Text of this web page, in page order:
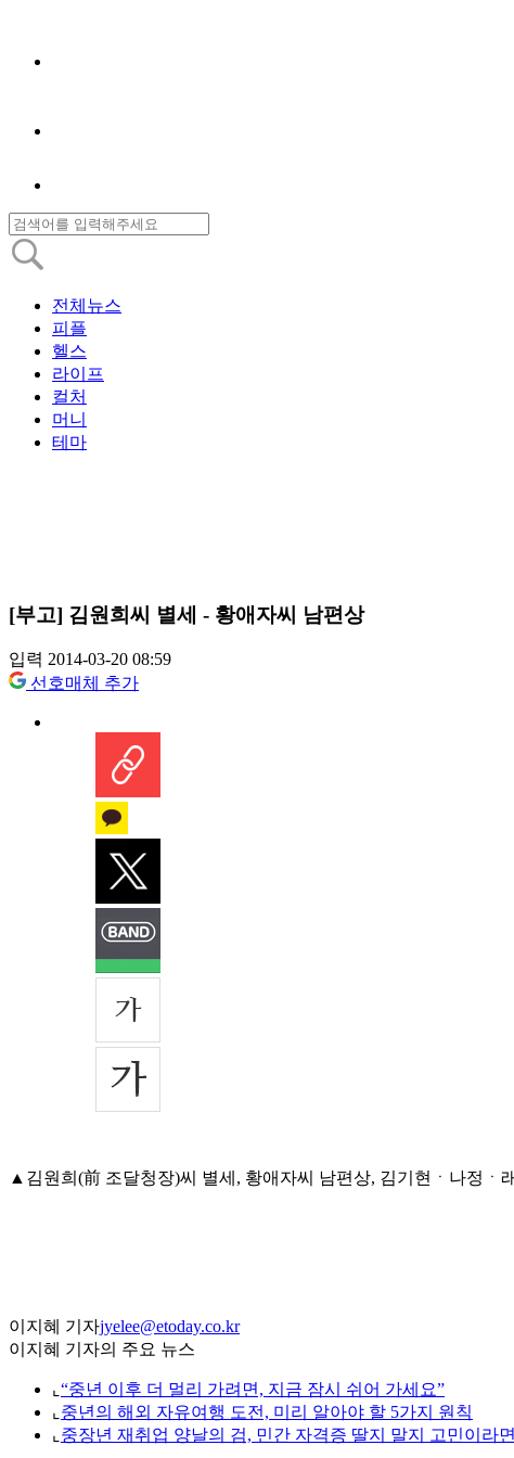
전체뉴스
피플
헬스
라이프
컬처
머니
테마
[부고] 김원희씨 별세 - 황애자씨 남편상
입력 2014-03-20 08:59
선호매체 추가
▲김원희(前 조달청장)씨 별세, 황애자씨 남편상, 김기현ㆍ나정ㆍ
이지혜 기자jyelee@etoday.co.kr
이지혜 기자의 주요 뉴스
⌞ “중년 이후 더 멀리 가려면, 지금 잠시 쉬어 가세요”
⌞ 중년의 해외 자유여행 도전, 미리 알아야 할 5가지 원칙
⌞ 중장년 재취업 양날의 검, 민간 자격증 딸지 말지 고민이라